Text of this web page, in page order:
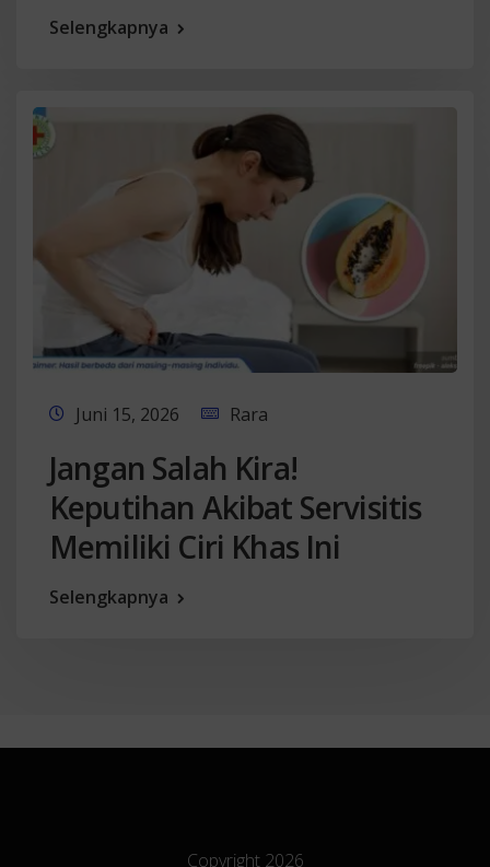
Selengkapnya
Juni 15, 2026 Rara
Jangan Salah Kira!
Keputihan Akibat Servisitis
Memiliki Ciri Khas Ini
Selengkapnya
Copyright 2026